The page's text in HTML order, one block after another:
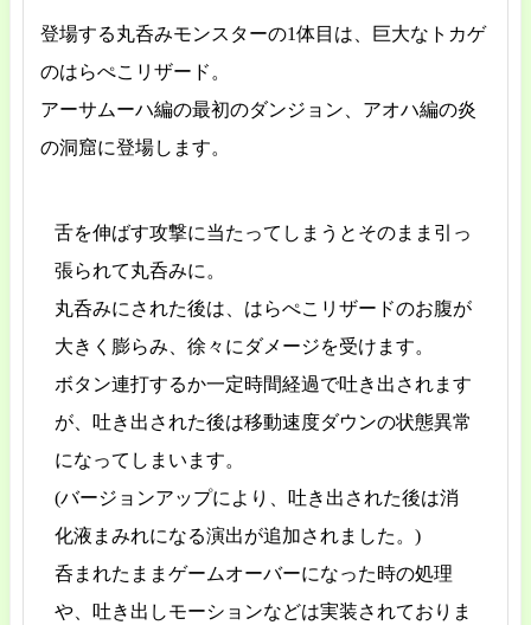
登場する丸呑みモンスターの1体目は、巨大なトカゲ
のはらぺこリザード。
アーサムーハ編の最初のダンジョン、アオハ編の炎
の洞窟に登場します。
舌を伸ばす攻撃に当たってしまうとそのまま引っ
張られて丸呑みに。
丸呑みにされた後は、はらぺこリザードのお腹が
大きく膨らみ、徐々にダメージを受けます。
ボタン連打するか一定時間経過で吐き出されます
が、吐き出された後は移動速度ダウンの状態異常
になってしまいます。
(バージョンアップにより、吐き出された後は消
化液まみれになる演出が追加されました。)
呑まれたままゲームオーバーになった時の処理
や、吐き出しモーションなどは実装されておりま